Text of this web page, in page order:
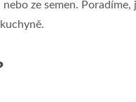
ze semen.